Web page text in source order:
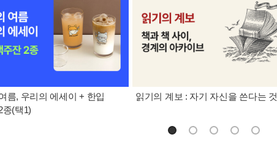
름, 우리의 에세이 + 한입
종(택1)
읽기의 계보 : 자기 자신을 쓴다는 것